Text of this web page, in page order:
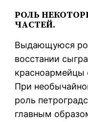
РОЛЬ
ЧАСТЕЙ.
Выдающуюся
восстании
красноармейцы
При
роль
главным